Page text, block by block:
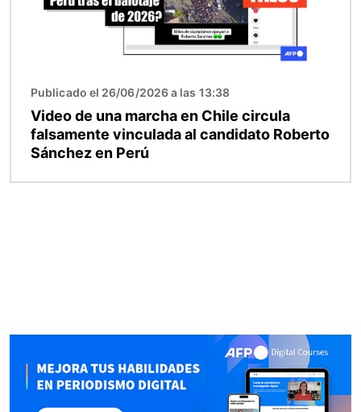
Publicado el 26/06/2026 a las 13:38
Video de una marcha en Chile circula
falsamente vinculada al candidato Roberto
Sánchez en Perú